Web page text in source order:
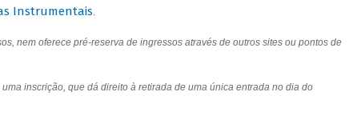
Instrumentais.
nem oferece pré-reserva de ingressos através de outros sites ou pontos de
inscrição, que dá direito à retirada de uma única entrada no dia do